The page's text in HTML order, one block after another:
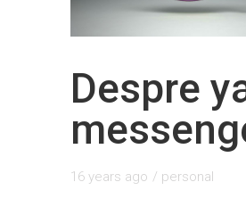
Despre
16 years ago / personal